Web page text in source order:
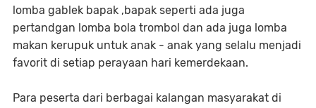
lomba gablek bapak ,bapak seperti ada juga
pertandgan lomba bola trombol dan ada juga lomba
makan kerupuk untuk anak - anak yang selalu menjadi
favorit di setiap perayaan hari kemerdekaan.
Para peserta dari berbagai kalangan masyarakat di